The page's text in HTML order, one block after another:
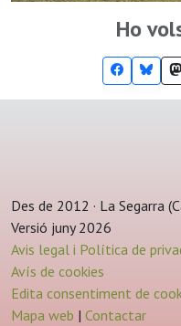
Ho
Des de 2012 · La Segarra
Versió juny 2026
Avis legal i Política de
Avís de cookies
Edita consentiment de
Mapa web | Contactar